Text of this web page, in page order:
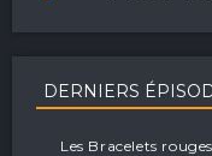
DERNIERS
Les Bracelets